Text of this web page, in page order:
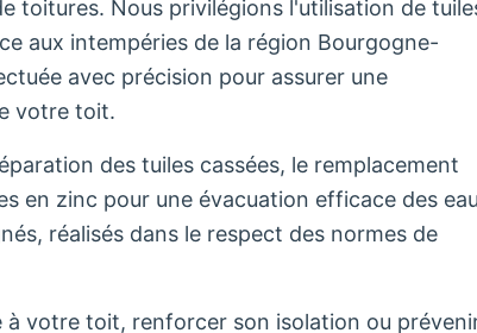
toitures. Nous privilégions l'utilisation de
aux intempéries de la région Bourgogne-
avec précision pour assurer une
votre toit.
des tuiles cassées, le remplacement
en zinc pour une évacuation efficace des
réalisés dans le respect des normes de
à votre toit, renforcer son isolation ou